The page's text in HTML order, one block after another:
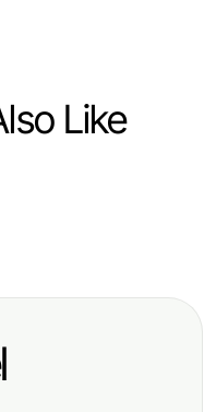
Like
Before and
2026